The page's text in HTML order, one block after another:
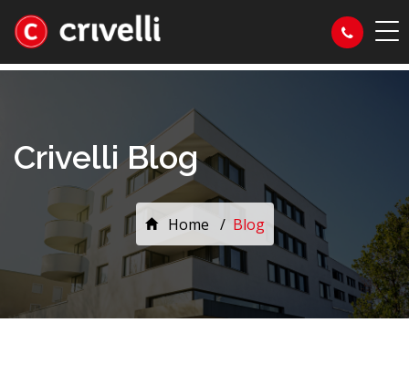
Crivelli Blog
Home Blog